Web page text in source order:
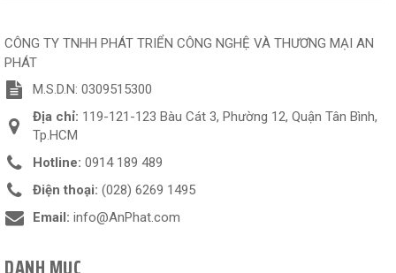
CÔNG TY TNHH PHÁT TRIỂN CÔNG NGHỆ VÀ THƯƠNG MẠI AN
PHÁT
M.S.D.N: 0309515300
Địa chỉ: 119-121-123 Bàu Cát 3, Phường 12, Quận Tân Bình,
Tp.HCM
Hotline: 0914 189 489
Điện thoại: (028) 6269 1495
Email: info@AnPhat.com